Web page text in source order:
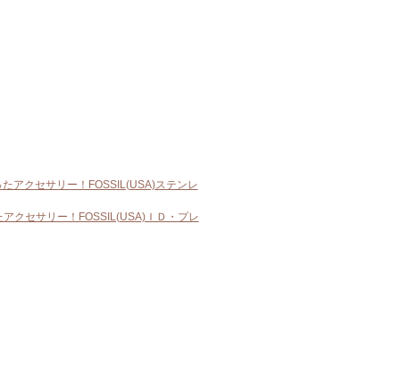
アクセサリー！FOSSIL(USA)ステンレ
クセサリー！FOSSIL(USA)ＩＤ・プレ